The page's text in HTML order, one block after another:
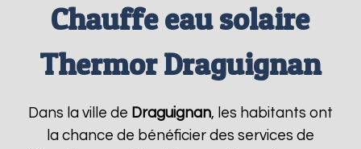
Chauffe eau solaire
Thermor Draguignan
Dans la ville de Draguignan, les habitants ont
la chance de bénéficier des services de